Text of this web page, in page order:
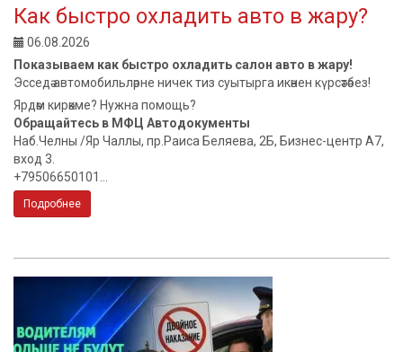
Как быстро охладить авто в жару?
06.08.2026
Показываем как быстро охладить салон авто в жару!
Эсседә автомобильләрне ничек тиз суытырга икәнен күрсәтәбез!
Ярдәм кирәкме? Нужна помощь?
Обращайтесь в МФЦ Автодокументы
Наб.Челны /Яр Чаллы, пр.Раиса Беляева, 2Б, Бизнес-центр А7,
вход 3.
+79506650101...
Подробнее